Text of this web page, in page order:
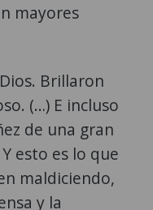
mayores
Brillaron
(…) E incluso
de una gran
esto es lo que
maldiciendo,
y la